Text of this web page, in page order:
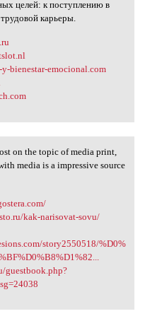
целей: к поступлению в
карьеры.
bienestar-emocional.com
post on
on the topic of media print,
media is a impressive source
kak-narisovat-sovu/
story2550518/%D0%
guestbook.php?